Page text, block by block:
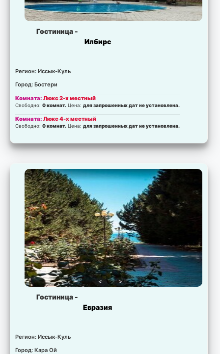
Гостиница -
Илбирс
Регион: Иссык-Куль
Город: Бостери
Комната:Люкс 2-х местный
Свободно:0 комнат. Цена:для запрошенных дат не установлена.
Комната:Люкс 4-х местный
Свободно:0 комнат. Цена:для запрошенных дат не установлена.
Гостиница -
Евразия
Регион: Иссык-Куль
Город: Кара Ой